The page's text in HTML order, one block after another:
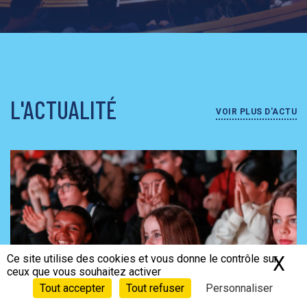
L'ACTUALITÉ VOIR PLUS D'ACTU
Ce site utilise des cookies et vous donne le contrôle sur
ceux que vous souhaitez activer
Tout accepter
Tout refuser Personnaliser
X